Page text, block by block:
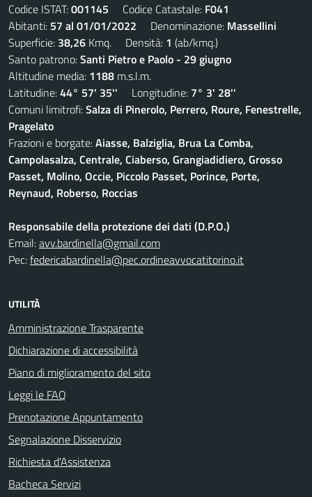
Codice ISTAT:001145 Codice Catastale: F041
Abitanti: 57 al 01/01/2022 Denominazione: Massellini
Superficie: 38,26 Kmq. Densità: 1 (ab/kmq.)
Santo patrono:Santi Pietro e Paolo - 29 giugno
Altitudine media: 1188 m.s.l.m.
Latitudine:44° 57' 35'' Longitudine: 7° 3' 28''
Comuni limitrofi:Salza di Pinerolo, Perrero, Roure, Fenestrelle,
Pragelato
Frazioni e borgate:Aiasse, Balziglia, Brua La Comba,
Campolasalza, Centrale, Ciaberso, Grangiadidiero, Grosso
Passet, Molino, Occie, Piccolo Passet, Porince, Porte,
Reynaud, Roberso, Roccias
Responsabile della protezione dei dati (D.P.O.)
Email:avv.bardinella@gmail.com
Pec:federicabardinella@pec.ordineavvocatitorino.it
UTILITÀ
Amministrazione Trasparente
Dichiarazione di accessibilità
Piano di miglioramento del sito
Leggi le FAQ
Prenotazione Appuntamento
Segnalazione Disservizio
Richiesta d'Assistenza
Bacheca Servizi